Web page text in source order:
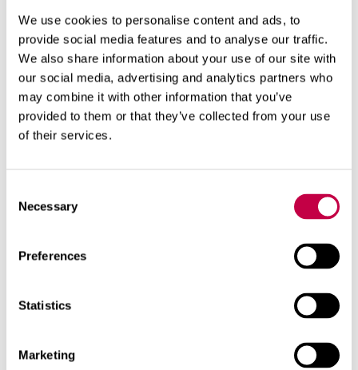
We use cookies to personalise content and ads, to
provide social media features and to analyse our traffic.
We also share information about your use of our site with
our social media, advertising and analytics partners who
may combine it with other information that you’ve
provided to them or that they’ve collected from your use
of their services.
Selection
Necessary
Preferences
Statistics
Marketing
kuitenkin ohi, ja nyt on aika miettiä kestäviä
ratkaisuja turpeen korvaamiseen.
Biolan haluaa tehdä kasvattamisesta
kestävää ja tavoittelee turpeesta
Biolan on vakaasti päättänyt viedä myös
läpinäkyvämpiä käytäntöjä. Yhtiö julkaisee nyt
uudet vastuullisuustavoitteensa, joihin kuuluu
mm. hiilineutraalius sekä multien muuttaminen
kokonaan uusiutuviin ja kierrätysraaka-aineisiin
mennessä.